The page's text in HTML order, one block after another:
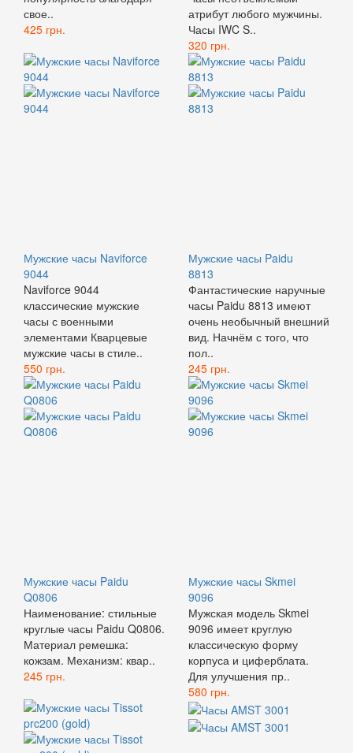
свое..
425 грн.
атрибут любого мужчины.
Часы IWC S..
320 грн.
Мужские часы Naviforce
9044
Naviforce 9044
классические мужские
часы с военными
элементами Кварцевые
мужские часы в стиле..
550 грн.
Мужские часы Paidu
8813
Фантастические наручные
часы Paidu 8813 имеют
очень необычный внешний
вид. Начнём с того, что
пол..
245 грн.
Мужские часы Paidu
Q0806
Наименование: стильные
круглые часы Paidu Q0806.
Материал ремешка:
кожзам. Механизм: квар..
245 грн.
Мужские часы Skmei
9096
Мужская модель Skmei
9096 имеет круглую
классическую форму
корпуса и циферблата.
Для улучшения пр..
580 грн.